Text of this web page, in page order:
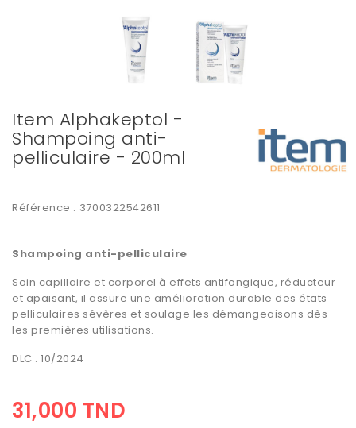
Item Alphakeptol -
Shampoing anti-
pelliculaire - 200ml
Référence : 3700322542611
Shampoing anti-pelliculaire
Soin capillaire et corporel à effets antifongique, réducteur
et apaisant, il assure une amélioration durable des états
pelliculaires sévères et soulage les démangeaisons dès
les premières utilisations.
DLC : 10/2024
31,000 TND